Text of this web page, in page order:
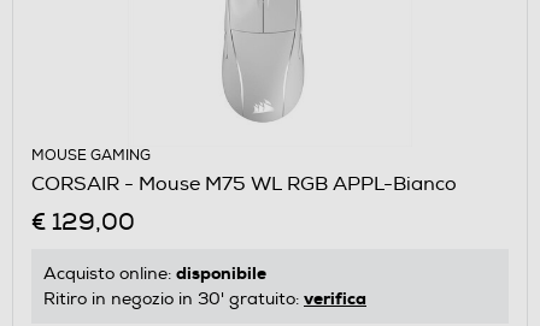
MOUSE GAMING
CORSAIR - Mouse M75 WL RGB APPL-Bianco
€ 129,00
Acquisto online: disponibile
Ritiro in negozio in 30' gratuito: verifica